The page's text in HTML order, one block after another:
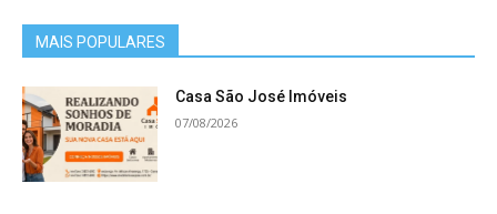
MAIS POPULARES
Casa São José Imóveis
07/08/2026